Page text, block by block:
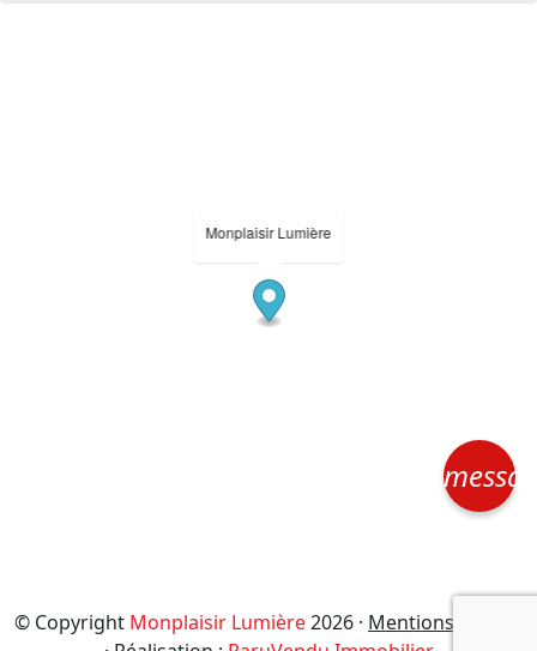
Monplaisir Lumière
© Copyright Monplaisir Lumière2026 · Mentions légales